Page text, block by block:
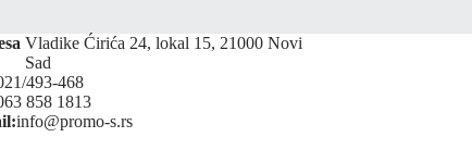
Vladike Ćirića 24, lokal 15, 21000 Novi
Sad
493-468
858 1813
info@promo-s.rs